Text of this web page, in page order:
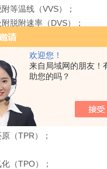
欢迎您！
来自局域网的朋友！
助您的吗？
等温线（VVS）；
脱附速率（DVS）；
脱附速率（VVS）；
等温线（DGS）；
等温线（VGS）；
脱附速率（DGS）；
脱附速率（VGS）；
（TPD）；
（TPD）；
（TPR）；
（TPO）；